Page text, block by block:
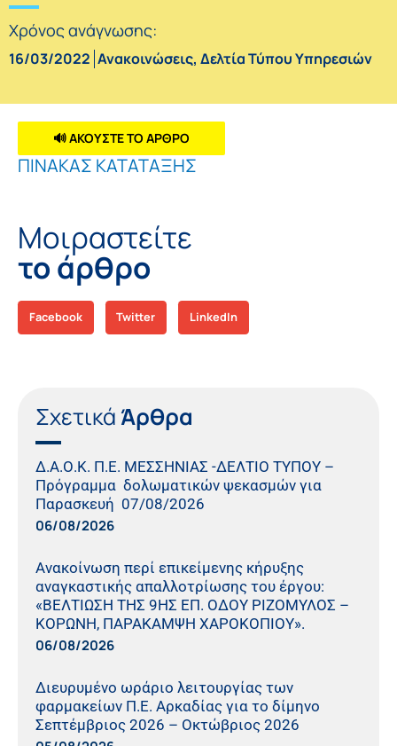
Χρόνος ανάγνωσης:
16/03/2022 Ανακοινώσεις, Δελτία Τύπου Υπηρεσιών
🔊 ΑΚΟΥΣΤΕ ΤΟ ΑΡΘΡΟ
ΠΙΝΑΚΑΣ ΚΑΤΑΤΑΞΗΣ
Μοιραστείτε
το άρθρο
Facebook Twitter LinkedIn
Σχετικά Άρθρα
Δ.Α.Ο.Κ. Π.Ε. ΜΕΣΣΗΝΙΑΣ -ΔΕΛΤΙΟ ΤΥΠΟΥ –
Πρόγραμμα δολωματικών ψεκασμών για
Παρασκευή 07/08/2026
06/08/2026
Ανακοίνωση περί επικείμενης κήρυξης
αναγκαστικής απαλλοτρίωσης του έργου:
«ΒΕΛΤΙΩΣΗ ΤΗΣ 9ΗΣ ΕΠ. ΟΔΟΥ ΡΙΖΟΜΥΛΟΣ –
ΚΟΡΩΝΗ, ΠΑΡΑΚΑΜΨΗ ΧΑΡΟΚΟΠΙΟΥ».
06/08/2026
Διευρυμένο ωράριο λειτουργίας των
φαρμακείων Π.Ε. Αρκαδίας για το δίμηνο
Σεπτέμβριος 2026 – Οκτώβριος 2026